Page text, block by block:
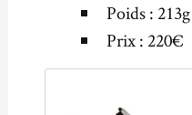
Poids :
Prix : 220€